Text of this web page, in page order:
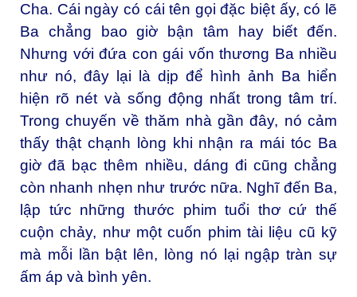
Cha. Cái ngày có cái tên gọi đặc biệt ấy, có lẽ
Ba chẳng bao giờ bận tâm hay biết đến.
Nhưng với đứa con gái vốn thương Ba nhiều
như nó, đây lại là dịp để hình ảnh Ba hiển
hiện rõ nét và sống động nhất trong tâm trí.
Trong chuyến về thăm nhà gần đây, nó cảm
thấy thật chạnh lòng khi nhận ra mái tóc Ba
giờ đã bạc thêm nhiều, dáng đi cũng chẳng
còn nhanh nhẹn như trước nữa. Nghĩ đến Ba,
lập tức những thước phim tuổi thơ cứ thế
cuộn chảy, như một cuốn phim tài liệu cũ kỹ
mà mỗi lần bật lên, lòng nó lại ngập tràn sự
ấm áp và bình yên.